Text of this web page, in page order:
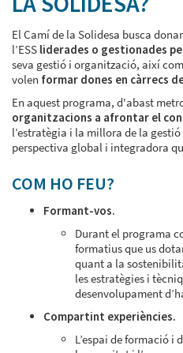
El Camí de la Solidesa busca
l’ESS liderades o gestionades
seva gestió i organització, així
volen formar dones en càrrecs
En aquest programa, d'abast
organitzacions a afrontar el
l’estratègia i la millora de la gestió
perspectiva global i integradora
COM HO FEU?
Formant-vos.
Durant el programa
formatius que us
quant a la
les estratègies i
desenvolupament
Compartint experiències.
L’espai de formació i